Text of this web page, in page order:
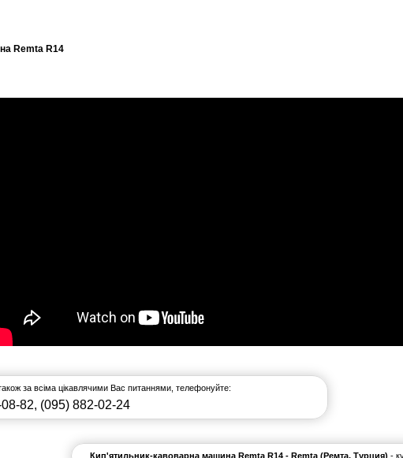
за всіма цікавлячими Вас питаннями, телефонуйте:
82, (095) 882-02-24
Кип'ятильник-кавоварна машина Remta R14 - Remta (Ремта, Турция) -